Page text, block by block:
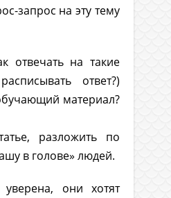
запрос на эту тему
отвечать на такие
ответ?)
материал?
разложить по
в голове» людей.
они хотят